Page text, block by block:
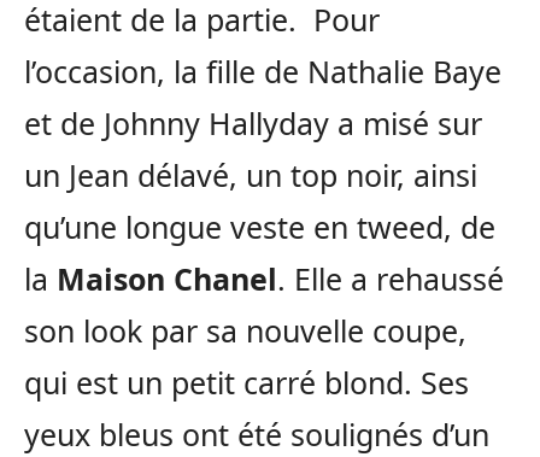
étaient de la partie. Pour
l’occasion, la fille de Nathalie Baye
et de Johnny Hallyday a misé sur
un Jean délavé, un top noir, ainsi
qu’une longue veste en tweed, de
la Maison Chanel. Elle a rehaussé
son look par sa nouvelle coupe,
qui est un petit carré blond. Ses
yeux bleus ont été soulignés d’un